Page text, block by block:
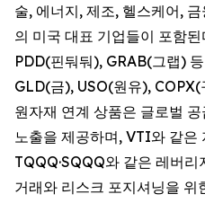
술, 에너지, 제조, 헬스케어,
의 미국 대표 기업들이 포함
PDD(핀둬둬), GRAB(그랩)
GLD(금), USO(원유),
원자재 연계 상품은 글로벌
노출을 제공하며, VTI와 같은
TQQQ·SQQQ와 같은 레버
거래와 리스크 포지셔닝을 위